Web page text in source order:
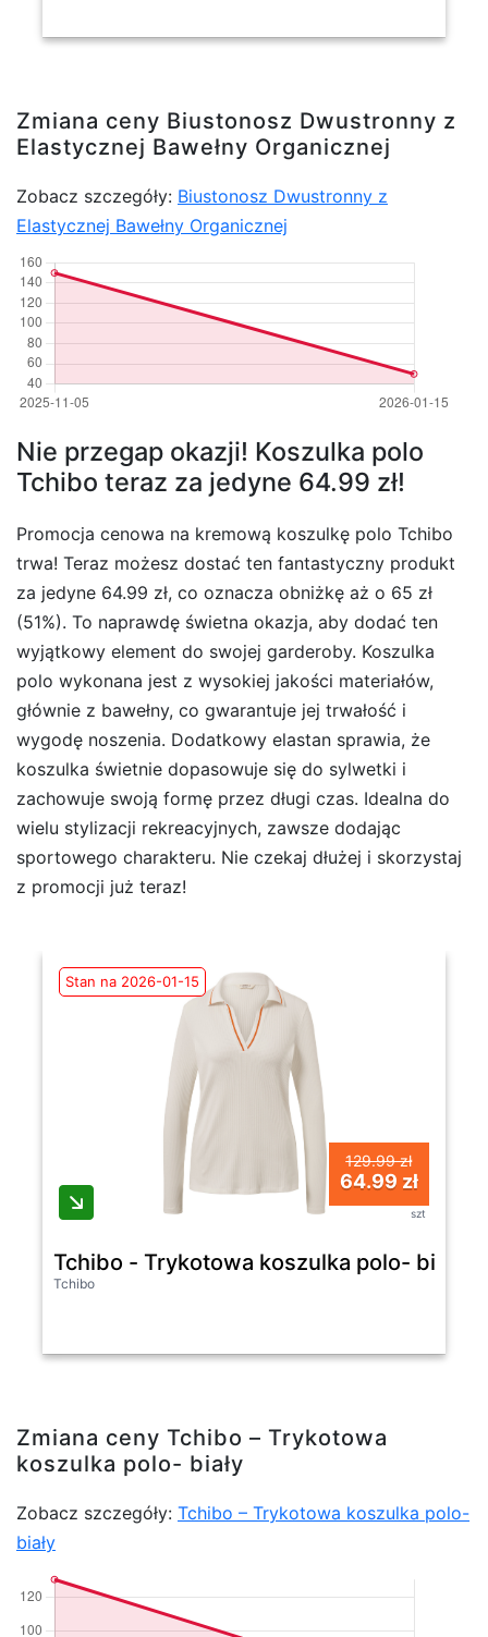
Zmiana ceny Biustonosz Dwustronny z
Elastycznej Bawełny Organicznej
Zobacz szczegóły: Biustonosz Dwustronny z
Elastycznej Bawełny Organicznej
Nie przegap okazji! Koszulka polo
Tchibo teraz za jedyne 64.99 zł!
Promocja cenowa na kremową koszulkę polo Tchibo
trwa! Teraz możesz dostać ten fantastyczny produkt
za jedyne 64.99 zł, co oznacza obniżkę aż o 65 zł
(51%). To naprawdę świetna okazja, aby dodać ten
wyjątkowy element do swojej garderoby. Koszulka
polo wykonana jest z wysokiej jakości materiałów,
głównie z bawełny, co gwarantuje jej trwałość i
wygodę noszenia. Dodatkowy elastan sprawia, że
koszulka świetnie dopasowuje się do sylwetki i
zachowuje swoją formę przez długi czas. Idealna do
wielu stylizacji rekreacyjnych, zawsze dodając
sportowego charakteru. Nie czekaj dłużej i skorzystaj
z promocji już teraz!
Stan na 2026-01-15
129.99 zł
64.99 zł
szt
Tchibo - Trykotowa koszulka polo- biały
Tchibo
Zmiana ceny Tchibo – Trykotowa
koszulka polo- biały
Zobacz szczegóły: Tchibo – Trykotowa koszulka polo-
biały